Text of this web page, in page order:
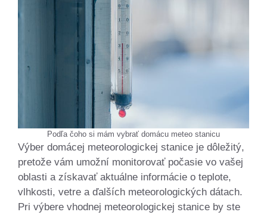
Podľa čoho si mám vybrať domácu meteo stanicu
Výber domácej meteorologickej stanice je dôležitý,
pretože vám umožní monitorovať počasie vo vašej
oblasti a získavať aktuálne informácie o teplote,
vlhkosti, vetre a ďalších meteorologických dátach.
Pri výbere vhodnej meteorologickej stanice by ste